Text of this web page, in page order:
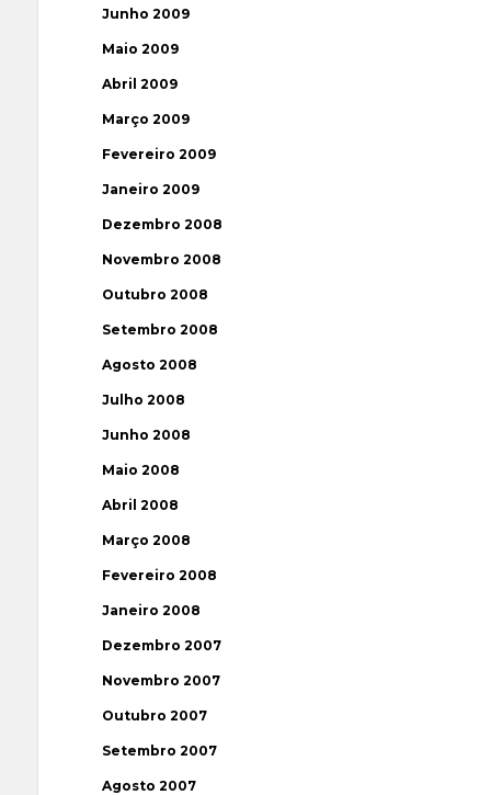
Junho 2009
Maio 2009
Abril 2009
Março 2009
Fevereiro 2009
Janeiro 2009
Dezembro 2008
Novembro 2008
Outubro 2008
Setembro 2008
Agosto 2008
Julho 2008
Junho 2008
Maio 2008
Abril 2008
Março 2008
Fevereiro 2008
Janeiro 2008
Dezembro 2007
Novembro 2007
Outubro 2007
Setembro 2007
Agosto 2007